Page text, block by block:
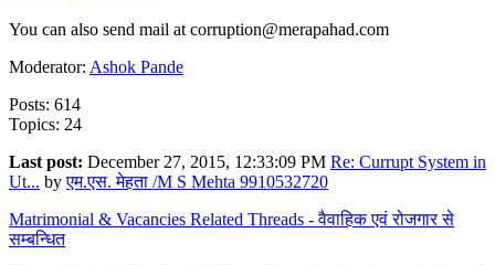
You can also send mail at corruption@merapahad.com
Moderator: Ashok Pande
Posts: 614
Topics: 24
Last post: December 27, 2015, 12:33:09 PM Re: Currupt System in
Ut... byएम.एस. मेहता /M S Mehta 9910532720
Matrimonial & Vacancies Related Threads - वैवाहिक एवं रोजगार से
सम्बन्धित